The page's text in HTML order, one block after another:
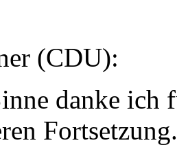
(CDU):
danke ich
Fortsetzung.